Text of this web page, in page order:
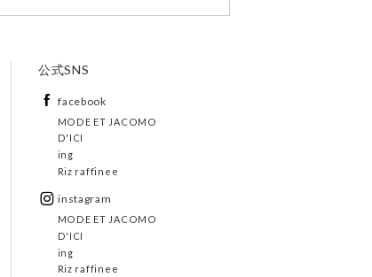
公式SNS
facebook
MODE ET JACOMO
D'ICI
ing
Riz raffinee
instagram
MODE ET JACOMO
D'ICI
ing
Riz raffinee